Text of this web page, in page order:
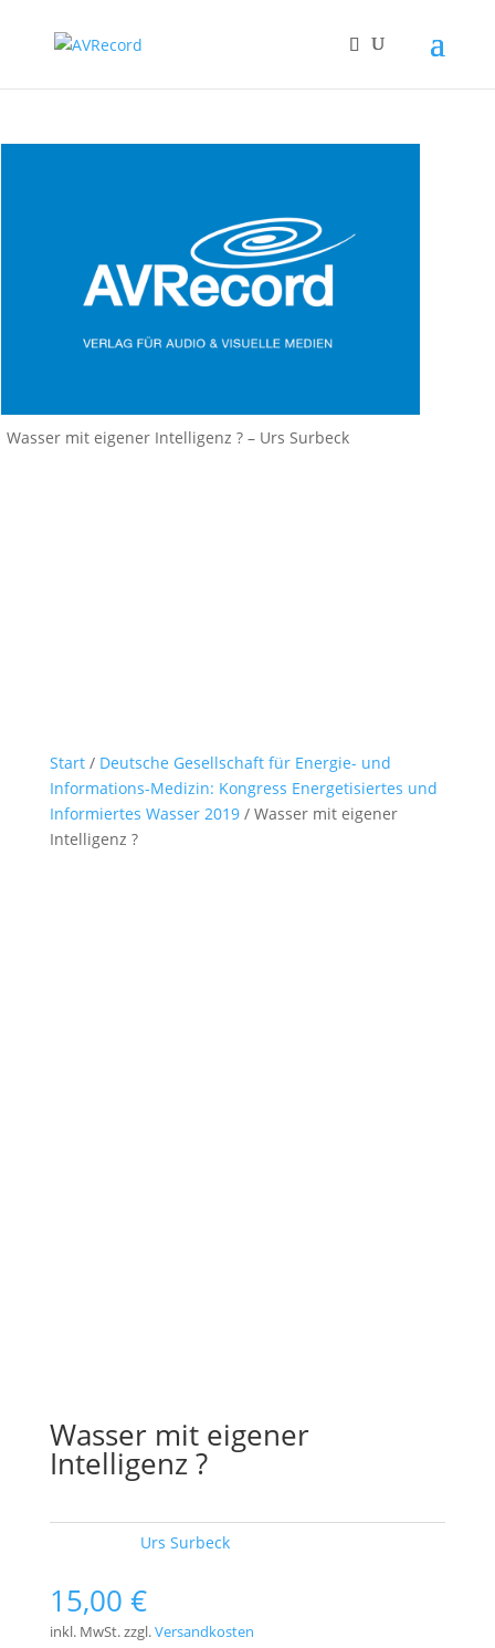
Wasser mit eigener Intelligenz ? – Urs Surbeck
Start/ Deutsche Gesellschaft für Energie- und
Informations-Medizin: Kongress Energetisiertes und
Informiertes Wasser 2019/ Wasser mit eigener
Intelligenz ?
Wasser mit eigener
Intelligenz ?
Urs Surbeck
15,00 €
inkl. MwSt.zzgl.Versandkosten